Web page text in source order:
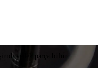
yedek parça bulun.